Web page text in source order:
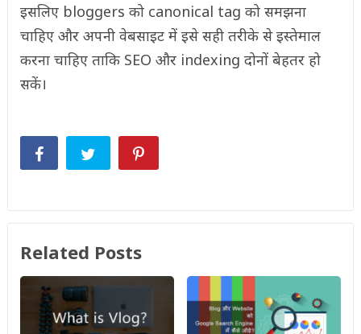
इसलिए bloggers को canonical tag को समझना
चाहिए और अपनी वेबसाइट में इसे सही तरीके से इस्तेमाल
करना चाहिए ताकि SEO और indexing दोनों बेहतर हो
सकें।
Related Posts